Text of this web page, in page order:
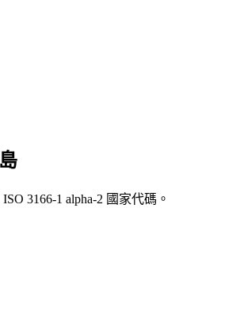
3166-1 alpha-2 國家代碼。